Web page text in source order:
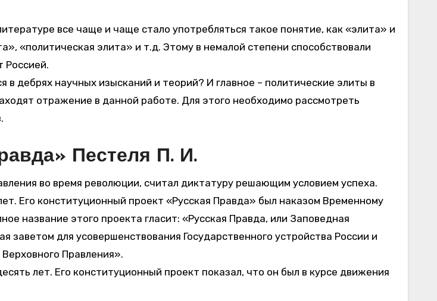
все чаще и чаще стало употребляться такое понятие, как «элита» и
«политическая элита» и т.д. Этому в немалой степени способствовали
Россией.
в дебрях научных изысканий и теорий? И главное – политические элиты в
отражение в данной работе. Для этого необходимо рассмотреть
Пестеля П. И.
во время революции, считал диктатуру решающим условием успеха.
Его конституционный проект «Русская Правда» был наказом Временному
название этого проекта гласит: «Русская Правда, или Заповедная
заветом для усовершенствования Государственного устройства России и
Правления».
лет. Его конституционный проект показал, что он был в курсе движения